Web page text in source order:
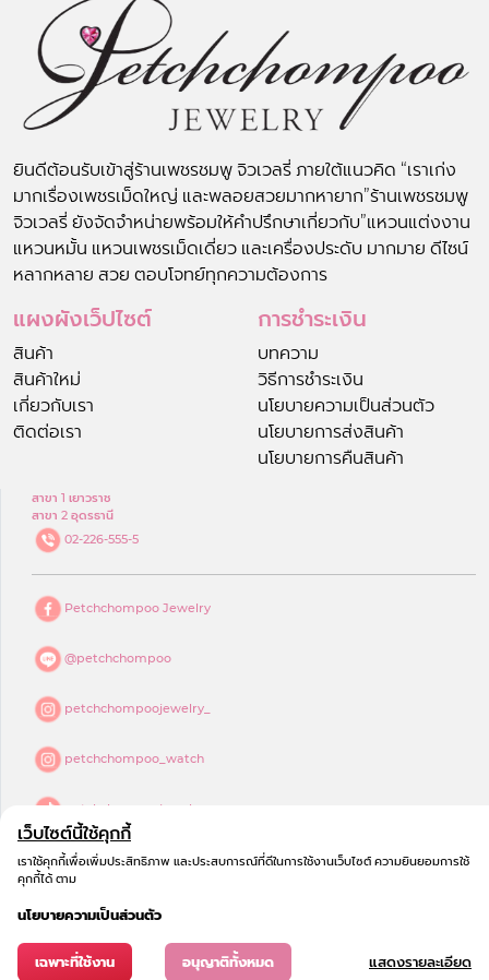
ยินดีต้อนรับเข้าสู่ร้านเพชรชมพู จิวเวลรี่ ภายใต้แนวคิด “เราเก่ง
มากเรื่องเพชรเม็ดใหญ่ และพลอยสวยมากหายาก”ร้านเพชรชมพู
จิวเวลรี่ ยังจัดจำหน่ายพร้อมให้คำปรึกษาเกี่ยวกับ”แหวนแต่งงาน
แหวนหมั้น แหวนเพชรเม็ดเดี่ยว และเครื่องประดับ มากมาย ดีไซน์
หลากหลาย สวย ตอบโจทย์ทุกความต้องการ
แผงผังเว็ปไซต์
สินค้า
สินค้าใหม่
เกี่ยวกับเรา
ติดต่อเรา
การชำระเงิน
บทความ
วิธีการชำระเงิน
นโยบายความเป็นส่วนตัว
นโยบายการส่งสินค้า
นโยบายการคืนสินค้า
สาขา 1 เยาวราช
สาขา 2 อุดรธานี
02-226-555-5
Petchchompoo Jewelry
@petchchompoo
petchchompoojewelry_
petchchompoo_watch
petchchompoojewelry
petchchompoo jewelry
เว็บไซต์นี้ใช้คุกกี้
เราใช้คุกกี้เพื่อเพิ่มประสิทธิภาพ และประสบการณ์ที่ดีในการใช้งานเว็บไซต์ ความยินยอมการใช้
คุกกี้ได้ ตาม
นโยบายความเป็นส่วนตัว
เฉพาะที่ใช้งาน อนุญาติทั้งหมด แสดงรายละเอียด